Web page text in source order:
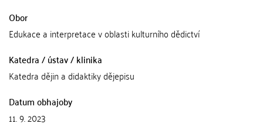
Obor
Edukace a interpretace v oblasti kulturního dědictví
Katedra / ústav / klinika
Katedra dějin a didaktiky dějepisu
Datum obhajoby
11. 9. 2023